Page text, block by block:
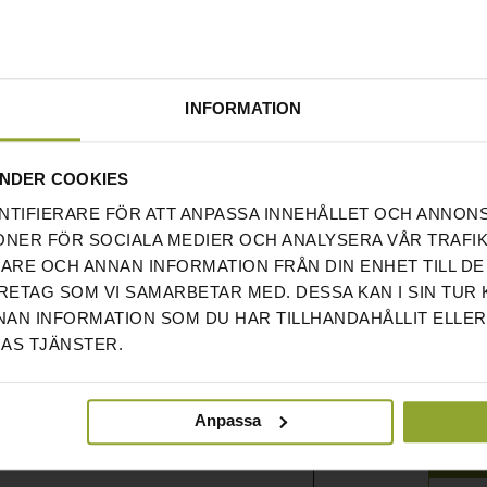
INFORMATION
COOKIES
FÖR ATT ANPASSA INNEHÅLLET OCH
FÖR SOCIALA MEDIER OCH ANALYSERA VÅR
OCH ANNAN INFORMATION FRÅN DIN ENHET TILL
SOM VI SAMARBETAR MED. DESSA KAN I SIN TUR
INFORMATION SOM DU HAR TILLHANDAHÅLLIT
TJÄNSTER.
Anpassa
PRIS
Haft
bar training eller på utomhusgym,